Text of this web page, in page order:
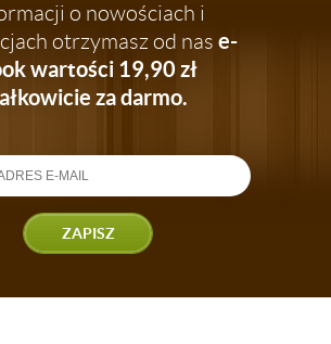
o nowościach i
otrzymasz od nas e-
wartości 19,90 zł
za darmo.
ZAPISZ